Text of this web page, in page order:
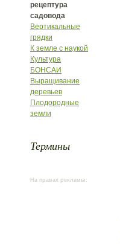
рецептура
садовода
Вертикальные
грядки
К земле с наукой
Культура
БОНСАИ
Выращивание
деревьев
Плодородные
земли
Термины
На правах рекламы: